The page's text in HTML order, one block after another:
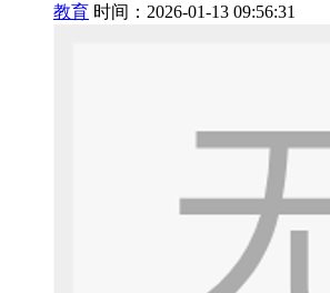
教育 时间：2026-01-13 09:56:31